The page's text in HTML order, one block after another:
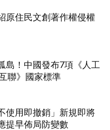
原住民文創著作權侵權
島！中國發布7項《人工
聯》國家標準
使用即撤銷」新規即將
提早佈局防變數